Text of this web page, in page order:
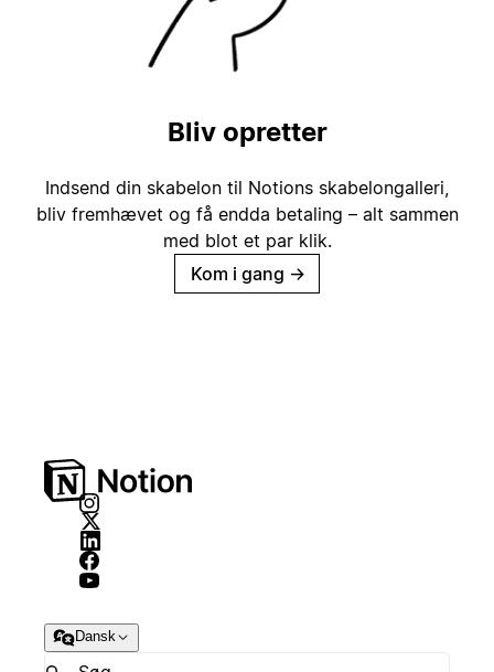
Bliv opretter
Indsend din skabelon til Notions skabelongalleri,
bliv fremhævet og få endda betaling – alt sammen
med blot et par klik.
Kom i gang →
Dansk